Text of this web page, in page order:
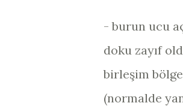
- burun ucu
doku zayıf
birleşim
(normalde